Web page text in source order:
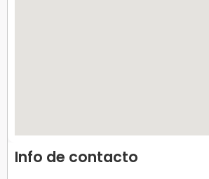
Info de contacto